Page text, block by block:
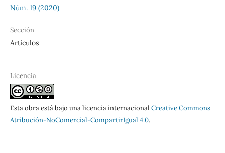
Núm. 19 (2020)
Sección
Artículos
Licencia
Esta obra está bajo una licencia internacional Creative Commons
Atribución-NoComercial-CompartirIgual 4.0.